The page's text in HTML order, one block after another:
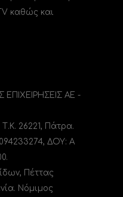
καθώς και
ΕΠΙΧΕΙΡΗΣΕΙΣ ΑΕ -
26221, Πάτρα.
ΔΟΥ: A
Πέττας
Νόμιμος